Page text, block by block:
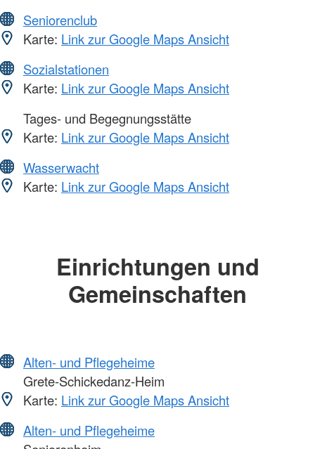
Seniorenclub
Karte: Link zur Google Maps Ansicht
Sozialstationen
Karte: Link zur Google Maps Ansicht
Tages- und Begegnungsstätte
Karte: Link zur Google Maps Ansicht
Wasserwacht
Karte: Link zur Google Maps Ansicht
Einrichtungen und
Gemeinschaften
Alten- und Pflegeheime
Grete-Schickedanz-Heim
Karte: Link zur Google Maps Ansicht
Alten- und Pflegeheime